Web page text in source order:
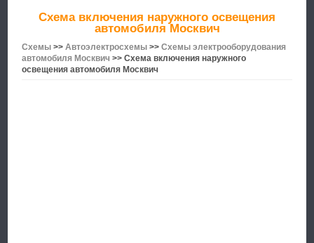
Схема включения наружного освещения
автомобиля Москвич
Схемы >>Автоэлектросхемы >>Схемы электрооборудования
автомобиля Москвич >> Схема включения наружного
освещения автомобиля Москвич